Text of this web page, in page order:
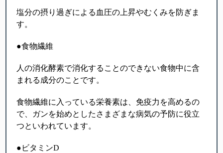
塩分の摂り過ぎによる血圧の上昇やむくみを防ぎま
す。
●食物繊維
人の消化酵素で消化することのできない食物中に含
まれる成分のことです。
食物繊維に入っている栄養素は、免疫力を高めるの
で、ガンを始めとしたさまざまな病気の予防に役立
つといわれています。
●ビタミンD